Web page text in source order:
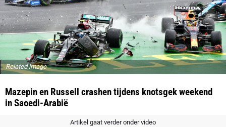
Related image
Mazepin en Russell crashen tijdens knotsgek weekend
in Saoedi-Arabië
Artikel gaat verder onder video